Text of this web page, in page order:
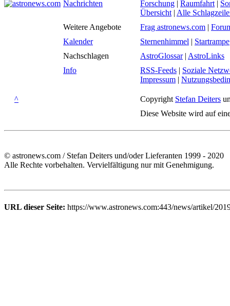
Nachrichten Forschung | Raumfahrt |
Übersicht | Alle
Weitere Angebote
Frag astronews.com |
Kalender
Sternenhimmel | Startrampe
Nachschlagen
AstroGlossar| AstroLinks
Info
RSS-Feeds | Soziale
Impressum |
^ Copyright Stefan Deiters
Diese Website wird auf
© astronews.com / Stefan Deiters und/oder Lieferanten 1999 - 2020
Alle Rechte vorbehalten. Vervielfältigung nur mit Genehmigung.
URL dieser Seite: https://www.astronews.com:443/news/artikel/